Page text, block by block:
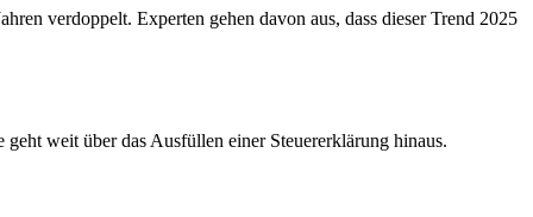
verdoppelt. Experten gehen davon aus, dass dieser Trend 2025
weit über das Ausfüllen einer Steuererklärung hinaus.